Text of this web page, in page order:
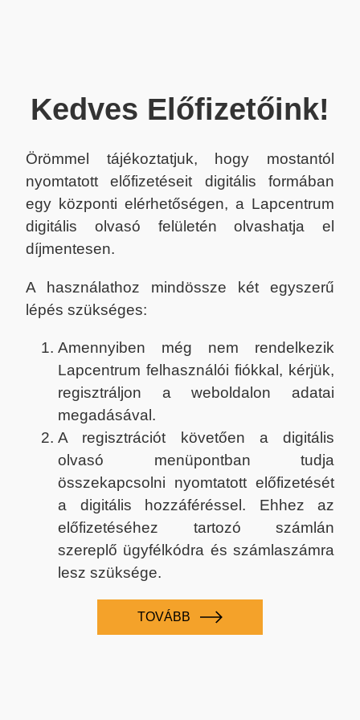
Kedves Előfizetőink!
Örömmel tájékoztatjuk, hogy mostantól
nyomtatott előfizetéseit digitális formában
egy központi elérhetőségen, a Lapcentrum
digitális olvasó felületén olvashatja el
díjmentesen.
A használathoz mindössze két egyszerű
lépés szükséges:
Amennyiben még nem rendelkezik
Lapcentrum felhasználói fiókkal, kérjük,
regisztráljon a weboldalon adatai
megadásával.
A regisztrációt követően a digitális
olvasó menüpontban tudja
összekapcsolni nyomtatott előfizetését
a digitális hozzáféréssel. Ehhez az
előfizetéséhez tartozó számlán
szereplő ügyfélkódra és számlaszámra
lesz szüksége.
TOVÁBB